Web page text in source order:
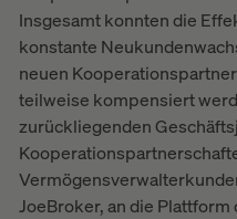
Insgesamt konnten die
konstante
neuen
teilweise kompensiert
zurückliegenden
JoeBroker, an die